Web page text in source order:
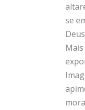
se